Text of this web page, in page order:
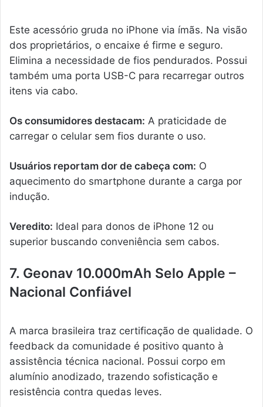
Este acessório gruda no iPhone via ímãs. Na visão
dos proprietários, o encaixe é firme e seguro.
Elimina a necessidade de fios pendurados. Possui
também uma porta USB-C para recarregar outros
itens via cabo.
Os consumidores destacam: A praticidade de
carregar o celular sem fios durante o uso.
Usuários reportam dor de cabeça com: O
aquecimento do smartphone durante a carga por
indução.
Veredito: Ideal para donos de iPhone 12 ou
superior buscando conveniência sem cabos.
7. Geonav 10.000mAh Selo Apple –
Nacional Confiável
A marca brasileira traz certificação de qualidade. O
feedback da comunidade é positivo quanto à
assistência técnica nacional. Possui corpo em
alumínio anodizado, trazendo sofisticação e
resistência contra quedas leves.